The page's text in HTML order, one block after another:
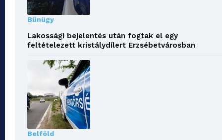
Bűnügy
Lakossági bejelentés után fogtak el egy
feltételezett kristálydílert Erzsébetvárosban
Belföld